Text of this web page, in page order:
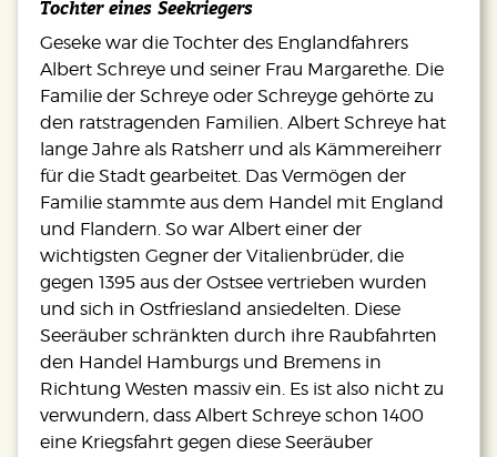
Tochter eines Seekriegers
Geseke war die Tochter des Englandfahrers
Albert Schreye und seiner Frau Margarethe. Die
Familie der Schreye oder Schreyge gehörte zu
den ratstragenden Familien. Albert Schreye hat
lange Jahre als Ratsherr und als Kämmereiherr
für die Stadt gearbeitet. Das Vermögen der
Familie stammte aus dem Handel mit England
und Flandern. So war Albert einer der
wichtigsten Gegner der Vitalienbrüder, die
gegen 1395 aus der Ostsee vertrieben wurden
und sich in Ostfriesland ansiedelten. Diese
Seeräuber schränkten durch ihre Raubfahrten
den Handel Hamburgs und Bremens in
Richtung Westen massiv ein. Es ist also nicht zu
verwundern, dass Albert Schreye schon 1400
eine Kriegsfahrt gegen diese Seeräuber